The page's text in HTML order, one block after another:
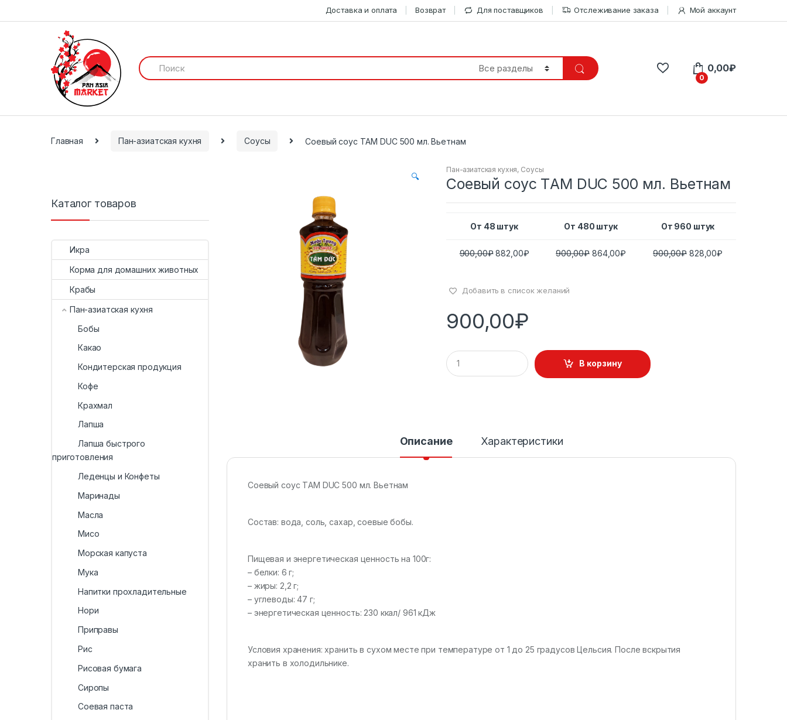
Доставка и оплата Возврат Для поставщиков Отслеживание заказа Мой аккаунт
И
с
ь
0
0,00₽
Главная Пан-азиатская кухня Соусы Соевый соус ТAM DUC 500 мл. Вьетнам
🔍
Пан-азиатская кухня, Соусы
Соевый соус ТAM DUC 500 мл. Вьетнам
От 48 штук От 480 штук От 960 штук
900,00₽ 882,00₽ 900,00₽ 864,00₽ 900,00₽ 828,00₽
Добавить в список желаний
900,00₽
К
о
л
в
В корзину
Описание Характеристики
Соевый соус ТAM DUC 500 мл. Вьетнам
Состав: вода, соль, сахар, соевые бобы.
Пищевая и энергетическая ценность на 100г:
– белки: 6 г;
– жиры: 2,2 г;
– углеводы: 47 г;
– энергетическая ценность: 230 ккал/ 961 кДж
Условия хранения: хранить в сухом месте при температуре от 1 до 25 градусов Цельсия. После вскрытия
хранить в холодильнике.
Каталог товаров
Икра
Корма для домашних животных
Крабы
Пан-азиатская кухня
Бобы
Какао
Кондитерская продукция
Кофе
Крахмал
Лапша
Лапша быстрого
приготовления
Леденцы и Конфеты
Маринады
Масла
Мисо
Морская капуста
Мука
Напитки прохладительные
Нори
Приправы
Рис
Рисовая бумага
Сиропы
Соевая паста